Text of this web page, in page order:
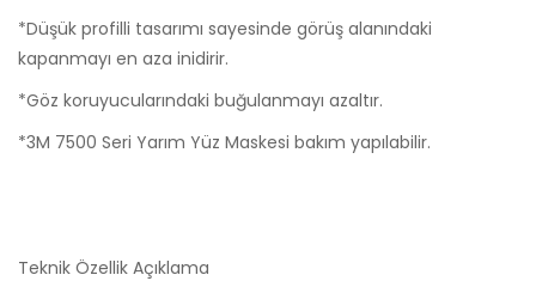
*Düşük profilli tasarımı sayesinde görüş alanındaki
kapanmayı en aza inidirir.
*Göz koruyucularındaki buğulanmayı azaltır.
*3M 7500 Seri Yarım Yüz Maskesi bakım yapılabilir.
Teknik Özellik Açıklama